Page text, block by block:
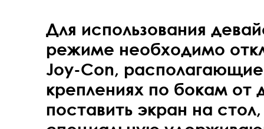
Для использования
режиме необходимо
Joy-Con,
креплениях по бокам от
поставить экран на